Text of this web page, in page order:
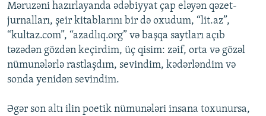
Məruzəni hazırlayanda ədəbiyyat çap eləyən qəzet-
jurnalları, şeir kitablarını bir də oxudum, “lit.az”,
“kultaz.com”, “azadlıq.org” və başqa saytları açıb
təzədən gözdən keçirdim, üç qisim: zəif, orta və gözəl
nümunələrlə rastlaşdım, sevindim, kədərləndim və
sonda yenidən sevindim.
Əgər son altı ilin poetik nümunələri insana toxunursa,